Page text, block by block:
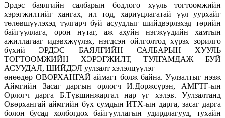
Эрдэс баялгийн салбарын бодлого хууль тогтоомжийн
хэрэгжилтийг хангах, ил тод, хариуцлагатай уул уурхайг
төлөвшүүлэхэд тулгарч буй асуудлыг шийдвэрлэхэд төрийн
байгууллага, орон нутаг, аж ахуйн нэгжүүдийн хамтын
ажиллагааг идэвхжүүлэх, нэгдсэн ойлголтод хүрэх зорилго
бүхий ЭРДЭС БАЯЛГИЙН САЛБАРЫН ХУУЛЬ
ТОГТООМЖИЙН ХЭРЭГЖИЛТ, ТУЛГАМДАЖ БУЙ
АСУУДАЛ, ШИЙДЭЛ уулзалт хэлэлцүүлэг
өнөөдөр ӨВӨРХАНГАЙ аймагт болж байна. Уулзалтыг нээж
Аймгийн Засаг даргын орлогч И.Доржсүрэн, АМГТГ-ын
Орлогч дарга Б.Түвшинжаргал нар үг хэлэв. Уулзалтанд
Өвөрхангай аймгийн бүх сумдын ИТХ-ын дарга, засаг дарга
болон бусад холбогдох байгууллагын удирдлагууд, тухайн